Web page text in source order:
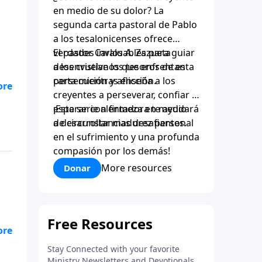
en medio de su dolor? La
segunda carta pastoral de Pablo
a los tesalonicenses ofrece
verdades invaluables para guiar
a los cristianos que enfrentan
persecución y aflicción.
El pastor Carlos A. Zazueta
desenvuelve los tesoros de esta
carta mientras enseña a los
creyentes a perseverar, confiar y
esperar con firmeza en medio
de circunstancias desafiantes.
¡Esta serie alentadora te ayudará
a desarrollar madurez personal
en el sufrimiento y una profunda
compasión por los demás!
Donar More resources